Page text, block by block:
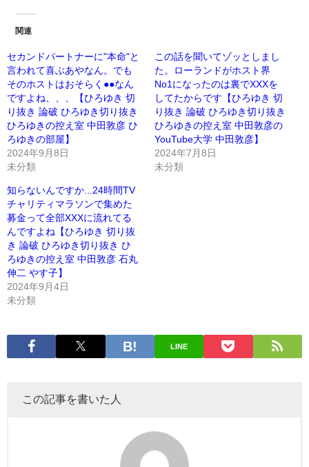
関連
セカンドパートナーに"本命"と
言われて喜ぶあやなん。でも
そのホストはおそらく●●なん
ですよね、、、【ひろゆき 切
り抜き 論破 ひろゆき切り抜き
ひろゆきの控え室 中田敦彦 ひ
ろゆきの部屋】
2024年9月8日
未分類
この話を聞いてゾッとしまし
た。ローランドがホスト界
No1になったのは裏でXXXを
してたからです【ひろゆき 切
り抜き 論破 ひろゆき切り抜き
ひろゆきの控え室 中田敦彦の
YouTube大学 中田敦彦】
2024年7月8日
未分類
知らないんですか...24時間TV
チャリティマラソンで集めた
募金って全部XXXに流れてる
んですよね【ひろゆき 切り抜
き 論破 ひろゆき切り抜き ひ
ろゆきの控え室 中田敦彦 石丸
伸二 やす子】
2024年9月4日
未分類
LINE
この記事を書いた人